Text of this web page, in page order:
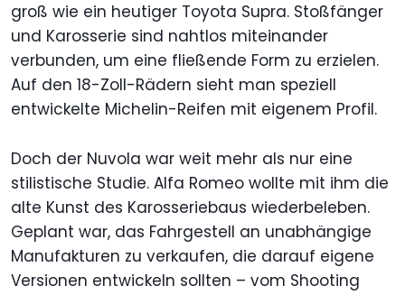
groß wie ein heutiger Toyota Supra. Stoßfänger
und Karosserie sind nahtlos miteinander
verbunden, um eine fließende Form zu erzielen.
Auf den 18-Zoll-Rädern sieht man speziell
entwickelte Michelin-Reifen mit eigenem Profil.
Doch der Nuvola war weit mehr als nur eine
stilistische Studie. Alfa Romeo wollte mit ihm die
alte Kunst des Karosseriebaus wiederbeleben.
Geplant war, das Fahrgestell an unabhängige
Manufakturen zu verkaufen, die darauf eigene
Versionen entwickeln sollten – vom Shooting